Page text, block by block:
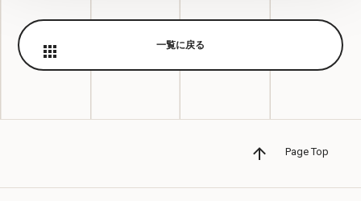
一覧に戻る
Page Top